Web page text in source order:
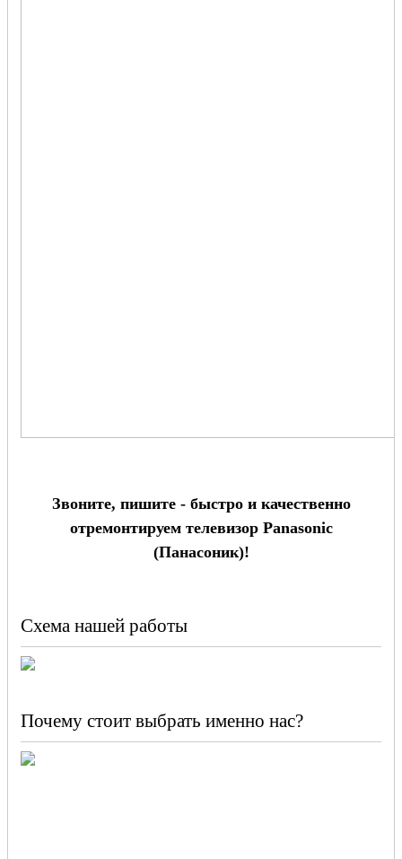
Звоните, пишите - быстро и качественно
отремонтируем телевизор Panasonic
(Панасоник)!
Схема нашей работы
Почему стоит выбрать именно нас?